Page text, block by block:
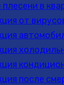
в
от
после